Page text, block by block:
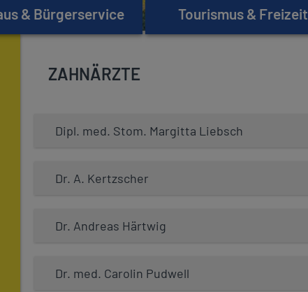
& Bürgerservice Tourismus & Freizeit
ZAHNÄRZTE
Dipl. med. Stom. Margitta Liebsch
Dr. A. Kertzscher
Dr. Andreas Härtwig
Dr. med. Carolin Pudwell